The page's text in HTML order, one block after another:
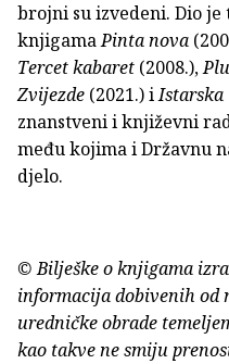
brojni su izvedeni. Dio
knjigamaPinta nova
Tercet kabaret (2008.),
Zvijezde (2021.) i
znanstveni i književni
među kojima i Državnu
djelo.
© Bilješke o knjigama
informacija dobivenih od
uredničke obrade
kao takve ne smiju